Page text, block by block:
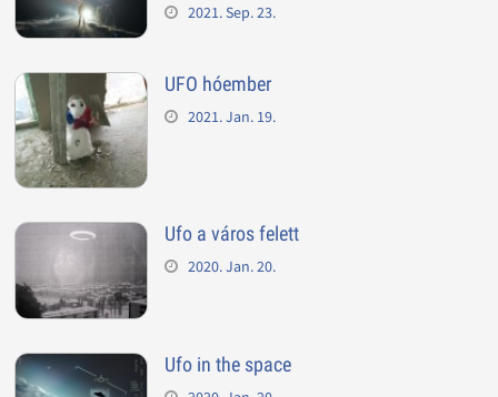
2021. Sep. 23.
UFO hóember
2021. Jan. 19.
Ufo a város felett
2020. Jan. 20.
Ufo in the space